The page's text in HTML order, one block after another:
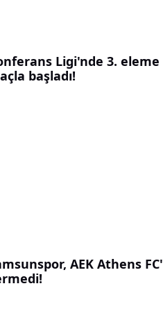
Ligi'nde 3.
başladı!
AEK Athens